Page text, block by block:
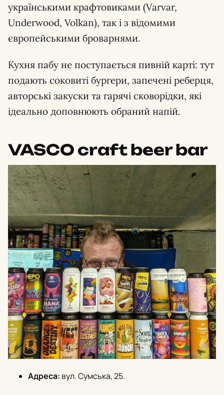
українськими крафтовиками (Varvar,
Underwood, Volkan), так і з відомими
європейськими броварнями.
Кухня пабу не поступається пивній карті: тут
подають соковиті бургери, запечені реберця,
авторські закуски та гарячі сковорідки, які
ідеально доповнюють обраний напій.
VASCO craft beer bar
Адреса: вул. Сумська, 25.